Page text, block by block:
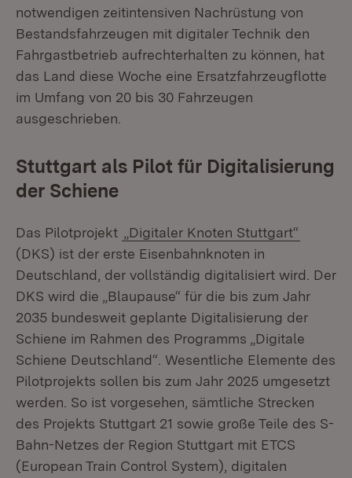
notwendigen zeitintensiven Nachrüstung von
Bestandsfahrzeugen mit digitaler Technik den
Fahrgastbetrieb aufrechterhalten zu können, hat
das Land diese Woche eine Ersatzfahrzeugflotte
im Umfang von 20 bis 30 Fahrzeugen
ausgeschrieben.
Stuttgart als Pilot für Digitalisierung
der Schiene
Das Pilotprojekt
„Digitaler Knoten Stuttgart“
(DKS) ist der erste Eisenbahnknoten in
Deutschland, der vollständig digitalisiert wird. Der
DKS wird die „Blaupause“ für die bis zum Jahr
2035 bundesweit geplante Digitalisierung der
Schiene im Rahmen des Programms „Digitale
Schiene Deutschland“. Wesentliche Elemente des
Pilotprojekts sollen bis zum Jahr 2025 umgesetzt
werden. So ist vorgesehen, sämtliche Strecken
des Projekts Stuttgart 21 sowie große Teile des S-
Bahn-Netzes der Region Stuttgart mit ETCS
(European Train Control System), digitalen